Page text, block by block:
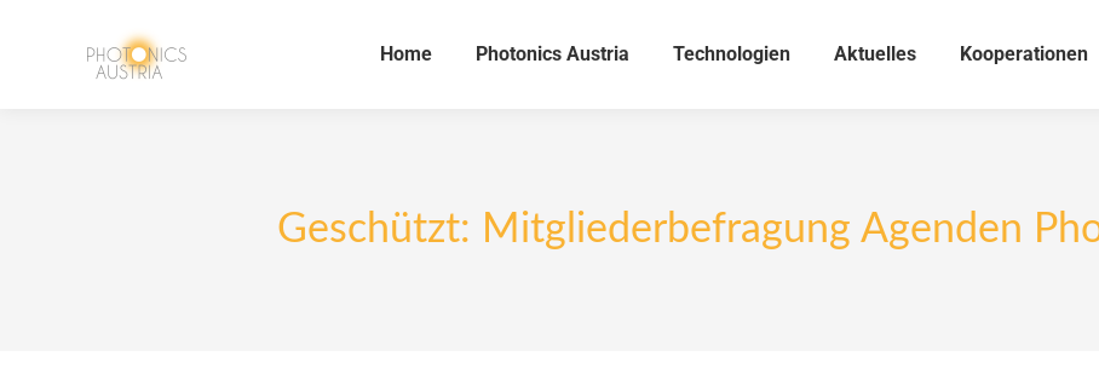
Home Photonics Austria Technologien Aktuelles Kooperationen
Geschützt: Mitgliederbefragung Agenden